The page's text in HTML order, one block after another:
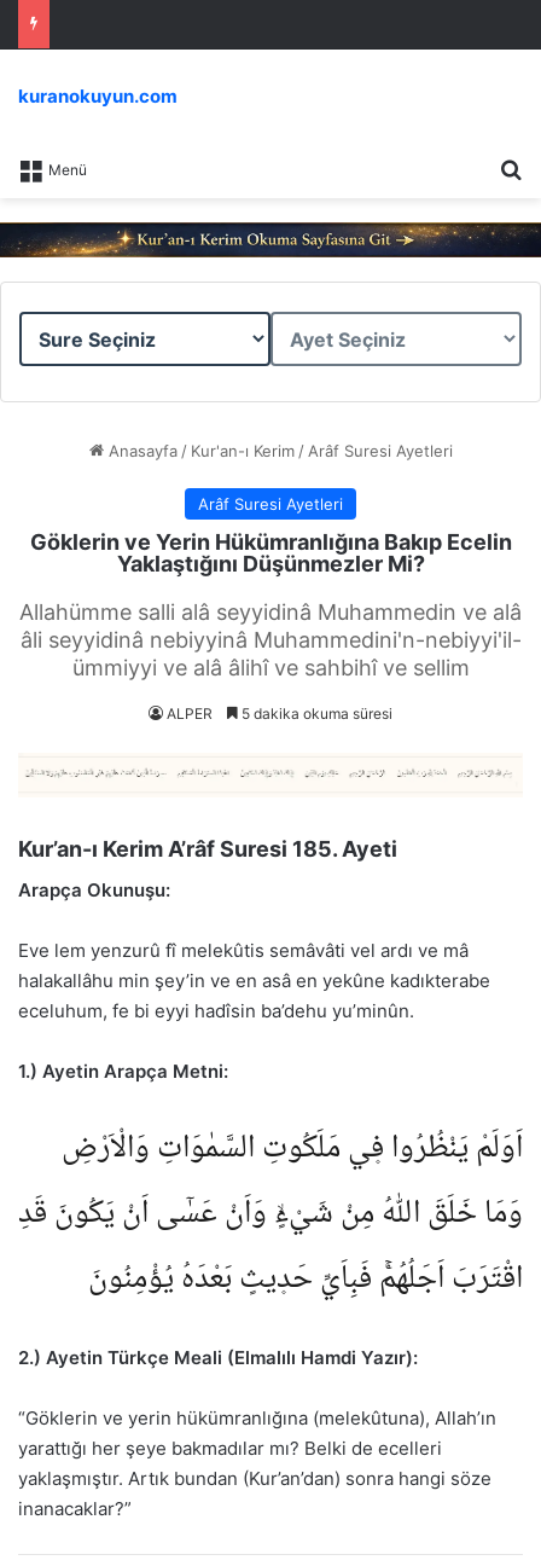
Menü
kuranokuyun.com
Sure
Ayet
Anasayfa / Kur'an-ı Kerim / Arâf Suresi Ayetleri
Arâf Suresi Ayetleri
Göklerin ve Yerin Hükümranlığına Bakıp Ecelin
Yaklaştığını Düşünmezler Mi?
Allahümme salli alâ seyyidinâ Muhammedin ve alâ
âli seyyidinâ nebiyyinâ Muhammedini'n-nebiyyi'il-
ümmiyyi ve alâ âlihî ve sahbihî ve sellim
ALPER 5 dakika okuma süresi
Kur’an-ı Kerim A’râf Suresi 185. Ayeti
Arapça Okunuşu:
Eve lem yenzurû fî melekûtis semâvâti vel ardı ve mâ
halakallâhu min şey’in ve en asâ en yekûne kadıkterabe
eceluhum, fe bi eyyi hadîsin ba’dehu yu’minûn.
1.) Ayetin Arapça Metni:
اَوَلَمْ يَنْظُرُوا ف۪ي مَلَكُوتِ السَّمٰوَاتِ وَالْاَرْضِ
وَمَا خَلَقَ اللّٰهُ مِنْ شَيْءٍۙ وَاَنْ عَسٰٓى اَنْ يَكُونَ قَدِ
اقْتَرَبَ اَجَلُهُمْۚ فَبِاَيِّ حَد۪يثٍ بَعْدَهُ يُؤْمِنُونَ
2.) Ayetin Türkçe Meali (Elmalılı Hamdi Yazır):
“Göklerin ve yerin hükümranlığına (melekûtuna), Allah’ın
yarattığı her şeye bakmadılar mı? Belki de ecelleri
yaklaşmıştır. Artık bundan (Kur’an’dan) sonra hangi söze
inanacaklar?”